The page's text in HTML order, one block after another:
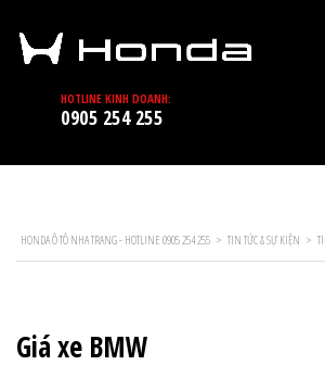
HOTLINE KINH DOANH:
0905 254 255
HONDA Ô TÔ NHA TRANG - HOTLINE 0905 254 255 > TIN TỨC & SỰ KIỆN >
Giá xe BMW